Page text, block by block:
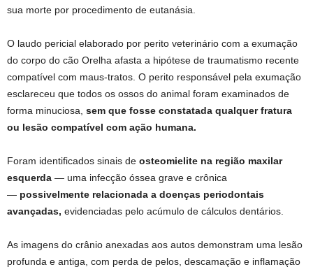
sua morte por procedimento de eutanásia.
O laudo pericial elaborado por perito veterinário com a exumação
do corpo do cão Orelha afasta a hipótese de traumatismo recente
compatível com maus-tratos. O perito responsável pela exumação
esclareceu que todos os ossos do animal foram examinados de
forma minuciosa, sem que fosse constatada qualquer fratura
ou lesão compatível com ação humana.
Foram identificados sinais de osteomielite na região maxilar
esquerda — uma infecção óssea grave e crônica
— possivelmente relacionada a doenças periodontais
avançadas, evidenciadas pelo acúmulo de cálculos dentários.
As imagens do crânio anexadas aos autos demonstram uma lesão
profunda e antiga, com perda de pelos, descamação e inflamação